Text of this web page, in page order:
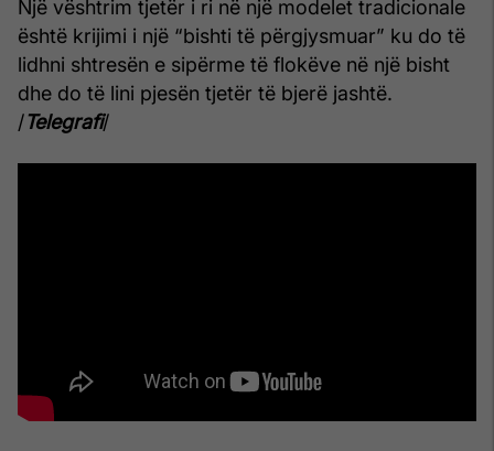
Një vështrim tjetër i ri në një modelet tradicionale
është krijimi i një “bishti të përgjysmuar” ku do të
lidhni shtresën e sipërme të flokëve në një bisht
dhe do të lini pjesën tjetër të bjerë jashtë.
/Telegrafi/